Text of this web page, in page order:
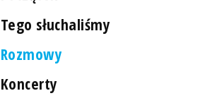
Tego słuchaliśmy
Rozmowy
Koncerty